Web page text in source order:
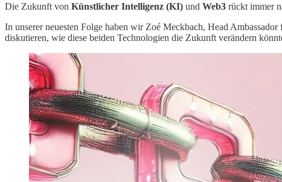
Die Zukunft von Künstlicher Intelligenz (KI) und Web3 rückt immer
In unserer neuesten Folge haben wir Zoé Meckbach, Head
diskutieren, wie diese beiden Technologien die Zukunft verändern